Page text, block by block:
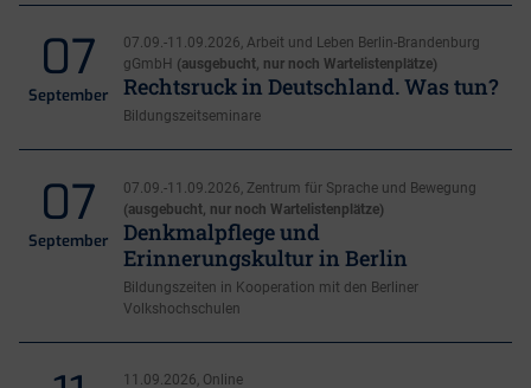
07
September
07.09.-11.09.2026, Arbeit und Leben Berlin-Brandenburg
gGmbH (ausgebucht, nur noch Wartelistenplätze)
Rechtsruck in Deutschland. Was tun?
Bildungszeitseminare
07
September
07.09.-11.09.2026, Zentrum für Sprache und Bewegung
(ausgebucht, nur noch Wartelistenplätze)
Denkmalpflege und
Erinnerungskultur in Berlin
Bildungszeiten in Kooperation mit den Berliner
Volkshochschulen
11.09.2026, Online